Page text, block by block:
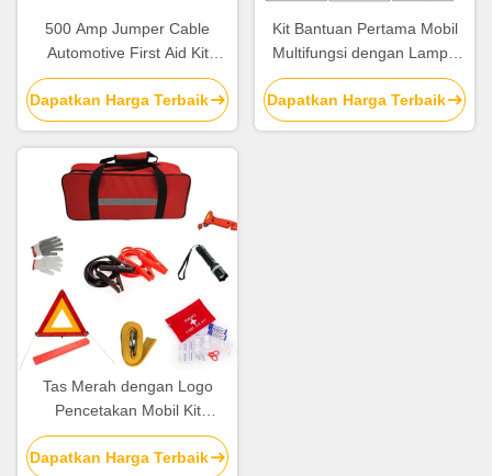
500 Amp Jumper Cable
Automotive First Aid Kit
dengan sertifikasi CE & ISO
13485 dan masa simpan 3
tahun
Dapatkan Harga Terbaik
Kit Bantuan Pertama Mobil
Multifungsi dengan Lampu
Peringatan LED dan Kit
Bantuan Darurat di tepi jalan
yang dapat disesuaikan
Dapatkan Harga Terbaik
Tas Merah dengan Logo
Pencetakan Mobil Kit
Darurat di tepi jalan untuk
berkemah keluarga dan
Dapatkan Harga Terbaik